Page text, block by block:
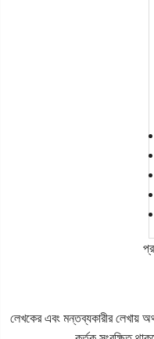
লেখকের এবং মন্তব্যকারীর লেখায়